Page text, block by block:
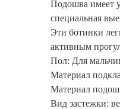
Подошва имеет
специальная
Эти ботинки
активным
Пол: Для
Материал
Материал
Вид застежки: